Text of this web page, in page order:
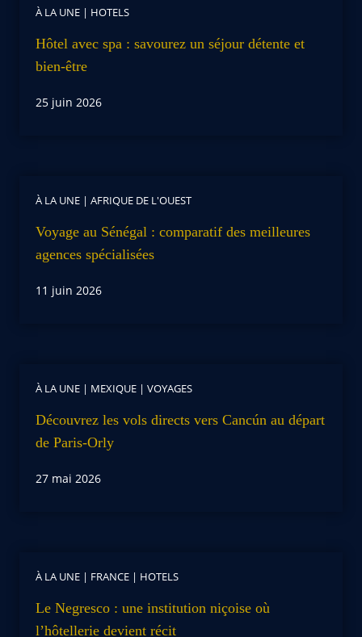
À LA UNE | HOTELS
Hôtel avec spa : savourez un séjour détente et
bien-être
25 juin 2026
À LA UNE | AFRIQUE DE L'OUEST
Voyage au Sénégal : comparatif des meilleures
agences spécialisées
11 juin 2026
À LA UNE | MEXIQUE | VOYAGES
Découvrez les vols directs vers Cancún au départ
de Paris-Orly
27 mai 2026
À LA UNE | FRANCE | HOTELS
Le Negresco : une institution niçoise où
l’hôtellerie devient récit